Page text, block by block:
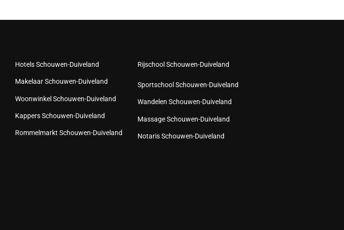
Hotels Schouwen-Duiveland
Makelaar Schouwen-Duiveland
Woonwinkel Schouwen-Duiveland
Kappers Schouwen-Duiveland
Rommelmarkt Schouwen-Duiveland
Rijschool Schouwen-Duiveland
Sportschool Schouwen-Duiveland
Wandelen Schouwen-Duiveland
Massage Schouwen-Duiveland
Notaris Schouwen-Duiveland